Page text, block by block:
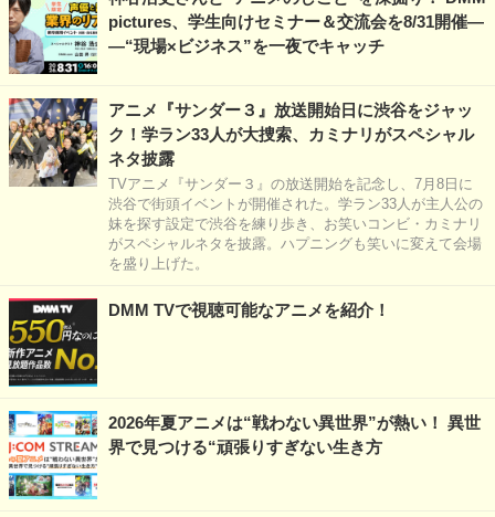
pictures、学生向けセミナー＆交流会を8/31開催―
―“現場×ビジネス”を一夜でキャッチ
アニメ『サンダー３』放送開始日に渋谷をジャッ
ク！学ラン33人が大捜索、カミナリがスペシャル
ネタ披露
TVアニメ『サンダー３』の放送開始を記念し、7月8日に
渋谷で街頭イベントが開催された。学ラン33人が主人公の
妹を探す設定で渋谷を練り歩き、お笑いコンビ・カミナリ
がスペシャルネタを披露。ハプニングも笑いに変えて会場
を盛り上げた。
DMM TVで視聴可能なアニメを紹介！
2026年夏アニメは“戦わない異世界”が熱い！ 異世
界で見つける“頑張りすぎない生き方